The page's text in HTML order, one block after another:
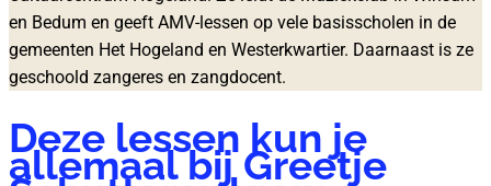
en Bedum en geeft AMV-lessen op vele basisscholen in de
gemeenten Het Hogeland en Westerkwartier. Daarnaast is ze
geschoold zangeres en zangdocent.
Deze lessen kun je
allemaal bij Greetje